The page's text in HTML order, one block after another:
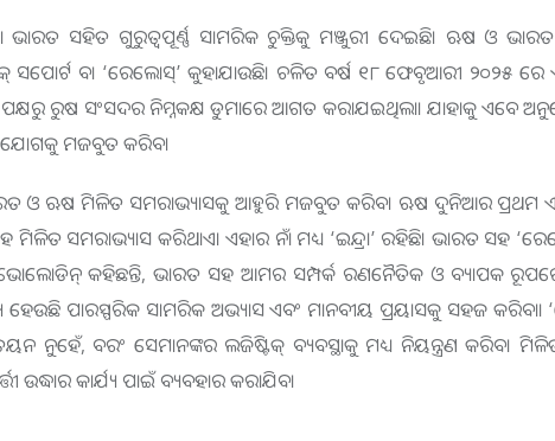
ଭାରତ ସହିତ ଗୁରୁତ୍ୱପୂର୍ଣ୍ଣ ସାମରିକ ଚୁକ୍ତିକୁ ମଞ୍ଜୁରୀ ଦେଇଛି। ଋଷ ଓ
ବା ‘ରେଲୋସ୍’ କୁହାଯାଉଛି। ଚଳିତ ବର୍ଷ ୧୮ ଫେବୃଆରୀ ୨୦୨୫ ରେ
ପକ୍ଷରୁ ରୁଷ ସଂସଦର ନିମ୍ନକକ୍ଷ ଡୁମାରେ ଆଗତ କରାଯଇଥିଲା। ଯାହାକୁ ଏବେ
ମଜବୁତ କରିବ।
ଓ ଋଷ ମିଳିତ ସମରାଭ୍ୟାସକୁ ଆହୁରି ମଜବୁତ କରିବ। ଋଷ ଦୁନିଆର ପ୍ରଥମ
ମିଳିତ ସମରାଭ୍ୟାସ କରିଥାଏ। ଏହାର ନାଁ ମଧ୍ୟ ‘ଇନ୍ଦ୍ରା’ ରହିଛି। ଭାରତ ସହ
ଭୋଲୋଡିନ୍ କହିଛନ୍ତି, ଭାରତ ସହ ଆମର ସମ୍ପର୍କ ରଣନୈତିକ ଓ ବ୍ୟାପକ
ହେଉଛି ପାରସ୍ପରିକ ସାମରିକ ଅଭ୍ୟାସ ଏବଂ ମାନବୀୟ ପ୍ରୟାସକୁ ସହଜ କରିବା।
ନୁହେଁ, ବରଂ ସେମାନଙ୍କର ଲଜିଷ୍ଟିକ୍ ବ୍ୟବସ୍ଥାକୁ ମଧ୍ୟ ନିୟନ୍ତ୍ରଣ କରିବ।
ଉଦ୍ଧାର କାର୍ଯ୍ୟ ପାଇଁ ବ୍ୟବହାର କରାଯିବ।